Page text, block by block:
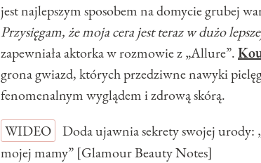
jest najlepszym sposobem na domycie grubej
Przysięgam, że moja cera jest teraz w dużo
zapewniała aktorka w rozmowie z „Allure”.
grona gwiazd, których przedziwne nawyki
fenomenalnym wyglądem i zdrową skórą.
WIDEO
Doda ujawnia sekrety swojej urody:
mojej mamy” [Glamour Beauty Notes]